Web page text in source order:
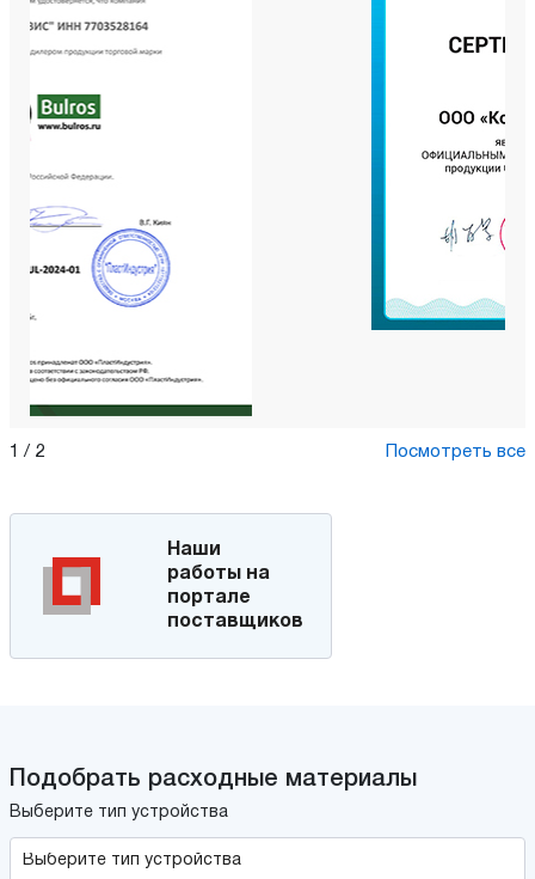
1 / 2 Посмотреть все
Наши
работы на
портале
поставщиков
Подобрать расходные материалы
Выберите тип устройства